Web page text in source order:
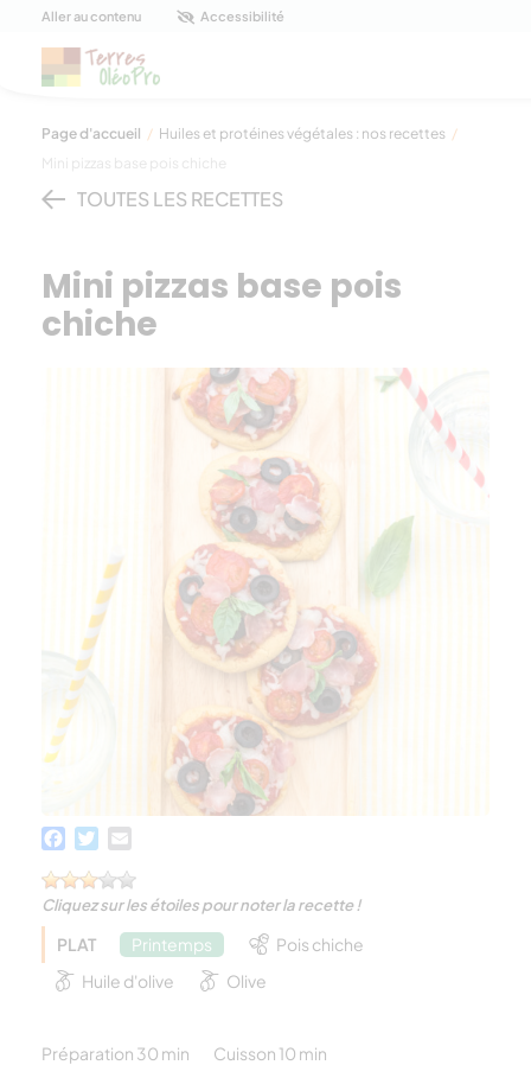
Panneau de gestion des cookies
Aller au contenu Accessibilité
Page d'accueil / Huiles et protéines végétales : nos recettes /
Mini pizzas base pois chiche
TOUTES LES RECETTES
Mini pizzas base pois
chiche
Facebook
Twitter
Cliquez sur les étoiles pour noter la recette !
PLAT Printemps
Pois chiche
Huile d'olive
Olive
Préparation 30 min Cuisson 10 min